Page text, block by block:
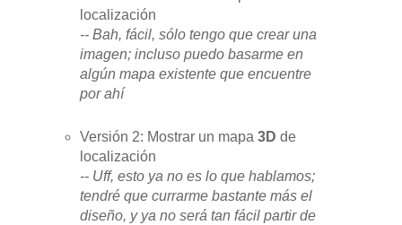
localización
-- Bah, fácil, sólo tengo que crear una
imagen; incluso puedo basarme en
algún mapa existente que encuentre
por ahí
Versión 2: Mostrar un mapa3D de
localización
-- Uff, esto ya no es lo que hablamos;
tendré que currarme bastante más el
diseño, y ya no será tan fácil partir de